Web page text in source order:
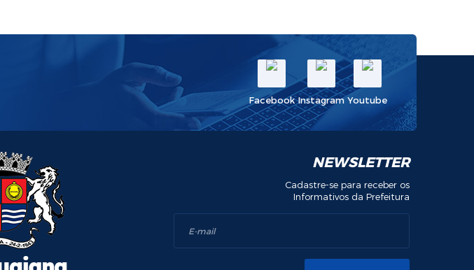
Facebook Instagram Youtube
NEWSLETTER
Cadastre-se para receber os
Informativos da Prefeitura